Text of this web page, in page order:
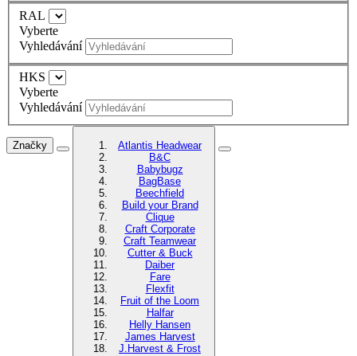
RAL
Vyberte
Vyhledávání
HKS
Vyberte
Vyhledávání
Značky
Atlantis Headwear
B&C
Babybugz
BagBase
Beechfield
Build your Brand
Clique
Craft Corporate
Craft Teamwear
Cutter & Buck
Daiber
Fare
Flexfit
Fruit of the Loom
Halfar
Helly Hansen
James Harvest
J.Harvest & Frost